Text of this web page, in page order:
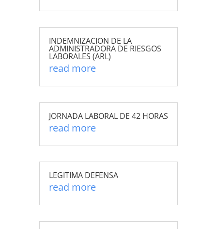
INDEMNIZACION DE LA
ADMINISTRADORA DE RIESGOS
LABORALES (ARL)
read more
JORNADA LABORAL DE 42 HORAS
read more
LEGITIMA DEFENSA
read more